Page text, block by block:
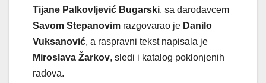
Tijane Palkovljević Bugarski, sa darodavcem
Savom Stepanovim razgovarao je Danilo
Vuksanović, a raspravni tekst napisala je
Miroslava Žarkov, sledi i katalog poklonjenih
radova.